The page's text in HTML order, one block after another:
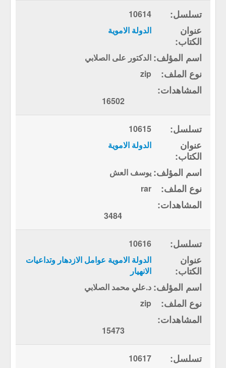
10614
الدولة الاموية
الدكتور على الصلابي
zip
16502
10615
الدولة الاموية
يوسف العش
rar
3484
10616
الدولة الاموية عوامل الازدهار وتداعيات
الانهيار
د.علي محمد الصلابي
zip
15473
10617